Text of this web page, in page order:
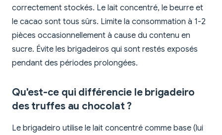
correctement stockés. Le lait concentré, le beurre et
le cacao sont tous sûrs. Limite la consommation à 1-2
pièces occasionnellement à cause du contenu en
sucre. Évite les brigadeiros qui sont restés exposés
pendant des périodes prolongées.
Qu'est-ce qui différencie le brigadeiro
des truffes au chocolat ?
Le brigadeiro utilise le lait concentré comme base (lui